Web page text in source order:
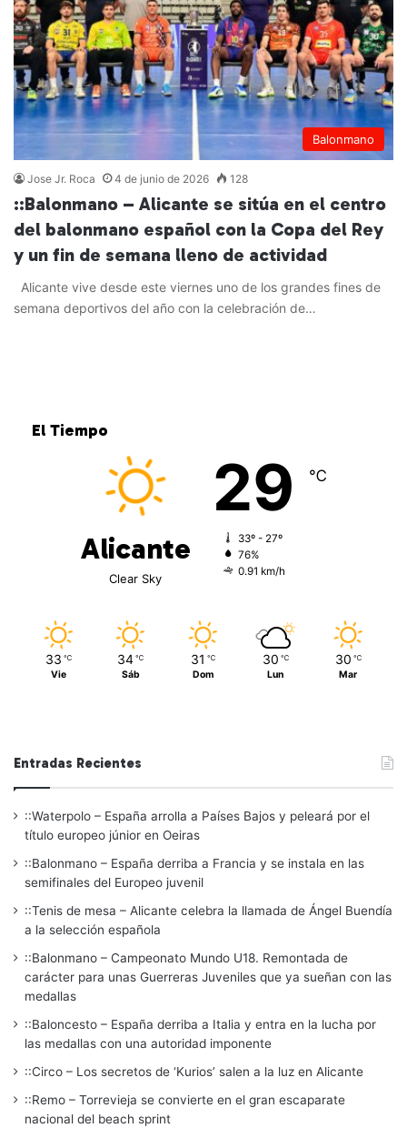
Balonmano
Jose Jr. Roca 4 de junio de 2026 128
::Balonmano – Alicante se sitúa en el centro
del balonmano español con la Copa del Rey
y un fin de semana lleno de actividad
Alicante vive desde este viernes uno de los grandes fines de
semana deportivos del año con la celebración de…
El Tiempo
Alicante
Clear Sky
29 ℃
33º - 27º
76%
0.91 km/h
33 ℃
Vie
34 ℃
Sáb
31 ℃
Dom
30 ℃
Lun
30 ℃
Mar
Entradas Recientes
::Waterpolo – España arrolla a Países Bajos y peleará por el
título europeo júnior en Oeiras
::Balonmano – España derriba a Francia y se instala en las
semifinales del Europeo juvenil
::Tenis de mesa – Alicante celebra la llamada de Ángel Buendía
a la selección española
::Balonmano – Campeonato Mundo U18. Remontada de
carácter para unas Guerreras Juveniles que ya sueñan con las
medallas
::Baloncesto – España derriba a Italia y entra en la lucha por
las medallas con una autoridad imponente
::Circo – Los secretos de ‘Kurios’ salen a la luz en Alicante
::Remo – Torrevieja se convierte en el gran escaparate
nacional del beach sprint